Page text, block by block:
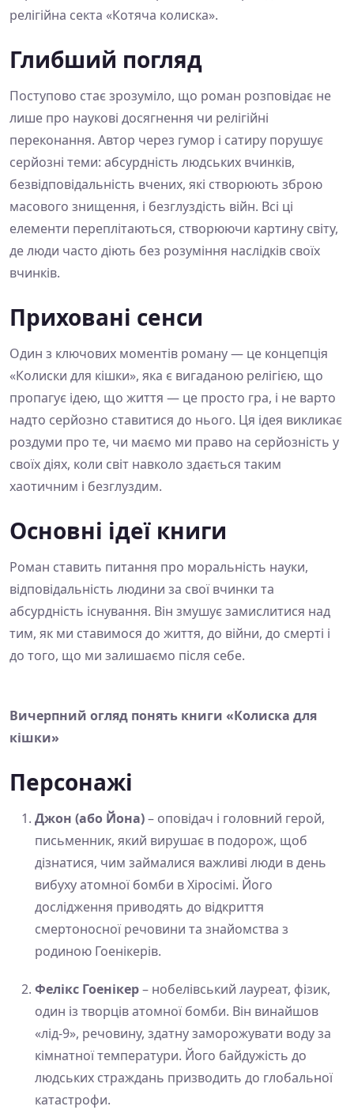
релігійна секта «Котяча колиска».
Глибший погляд
Поступово стає зрозуміло, що роман розповідає не
лише про наукові досягнення чи релігійні
переконання. Автор через гумор і сатиру порушує
серйозні теми: абсурдність людських вчинків,
безвідповідальність вчених, які створюють зброю
масового знищення, і безглуздість війн. Всі ці
елементи переплітаються, створюючи картину світу,
де люди часто діють без розуміння наслідків своїх
вчинків.
Приховані сенси
Один з ключових моментів роману — це концепція
«Колиски для кішки», яка є вигаданою релігією, що
пропагує ідею, що життя — це просто гра, і не варто
надто серйозно ставитися до нього. Ця ідея викликає
роздуми про те, чи маємо ми право на серйозність у
своїх діях, коли світ навколо здається таким
хаотичним і безглуздим.
Основні ідеї книги
Роман ставить питання про моральність науки,
відповідальність людини за свої вчинки та
абсурдність існування. Він змушує замислитися над
тим, як ми ставимося до життя, до війни, до смерті і
до того, що ми залишаємо після себе.
Вичерпний огляд понять книги «Колиска для
кішки»
Персонажі
Джон (або Йона)– оповідач і головний герой,
письменник, який вирушає в подорож, щоб
дізнатися, чим займалися важливі люди в день
вибуху атомної бомби в Хіросімі. Його
дослідження приводять до відкриття
смертоносної речовини та знайомства з
родиною Гоенікерів.
Фелікс Гоенікер– нобелівський лауреат, фізик,
один із творців атомної бомби. Він винайшов
«лід-9», речовину, здатну заморожувати воду за
кімнатної температури. Його байдужість до
людських страждань призводить до глобальної
катастрофи.